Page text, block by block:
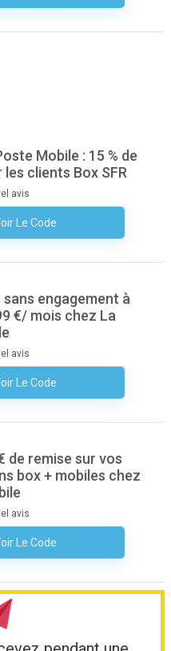
Mobile : 15 % de
clients Box SFR
avis
Le Code
Code N'est Nécessaire
engagement à
€/ mois chez La
avis
Le Code
Code N'est Nécessaire
de remise sur vos
box + mobiles chez
avis
Le Code
Code N'est Nécessaire